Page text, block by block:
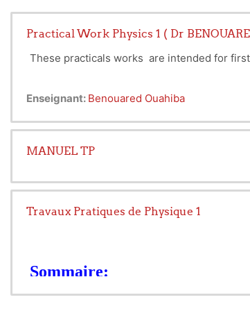
Practical Work Physics 1 ( Dr
These practicals works are intended for
Enseignant: Benouared Ouahiba
MANUEL TP
Travaux Pratiques de Physique 1
Sommaire:
Recommandations